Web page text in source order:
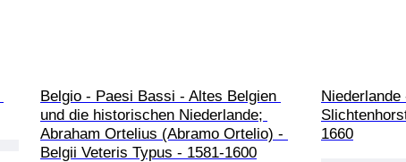
Belgio - Paesi Bassi - Altes Belgien
und die historischen Niederlande;
Abraham Ortelius (Abramo Ortelio) -
Belgii Veteris Typus - 1581-1600
1660